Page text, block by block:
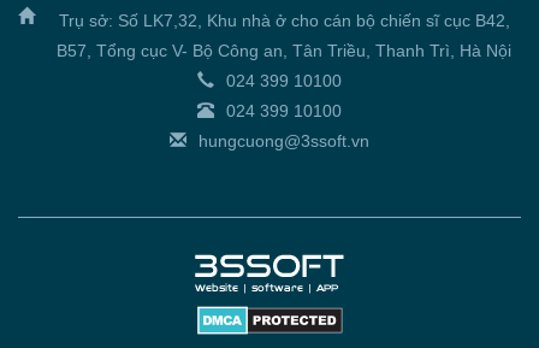
Trụ sở: Số LK7,32, Khu nhà ở cho cán bộ chiến sĩ cục B42,
B57, Tổng cục V- Bộ Công an, Tân Triều, Thanh Trì, Hà Nội
024 399 10100
024 399 10100
hungcuong@3ssoft.vn